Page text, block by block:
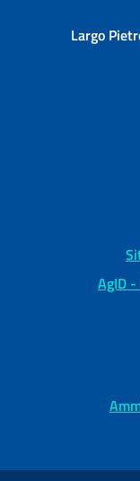
Largo
AgID